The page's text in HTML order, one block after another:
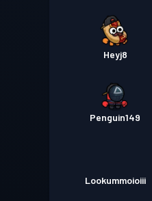
Heyj8
Penguin149
Lookummoioiii